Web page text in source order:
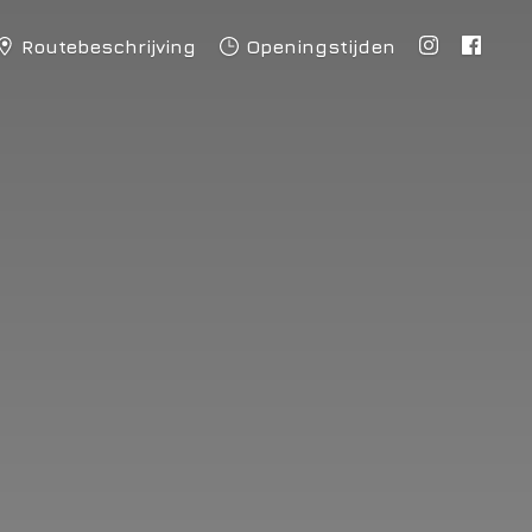
Routebeschrijving Openingstijden